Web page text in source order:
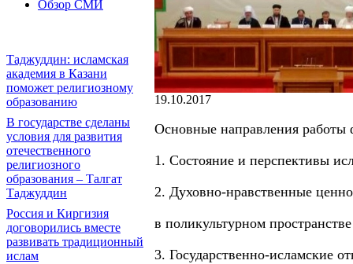
Обзор СМИ
Таджуддин: исламская
академия в Казани
поможет религиозному
образованию
В государстве сделаны
условия для развития
отечественного
религиозного
образования – Талгат
Таджуддин
Россия и Киргизия
договорились вместе
развивать традиционный
ислам
19.10.2017
Основные направления работы
1. Состояние и перспективы
2. Духовно-нравственные
в поликультурном пространстве
3. Государственно-исламские